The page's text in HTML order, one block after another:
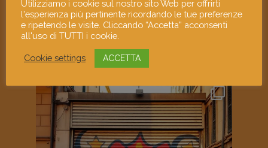
Utilizziamo i cookie sul nostro sito Web per offrirti
l'esperienza più pertinente ricordando le tue preferenze
e ripetendo le visite. Cliccando “Accetta” acconsenti
all'uso di TUTTI i cookie.
Cookie settings ACCETTA